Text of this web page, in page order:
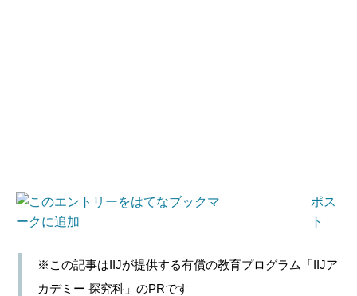
ポス
ト
※この記事はIIJが提供する有償の教育プログラム「IIJア
カデミー 探究科」のPRです